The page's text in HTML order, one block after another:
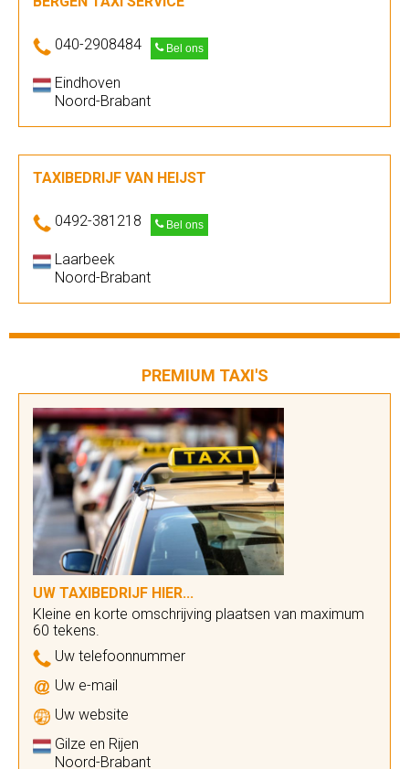
040-2908484 Bel ons
Eindhoven
Noord-Brabant
TAXIBEDRIJF VAN HEIJST
0492-381218 Bel ons
Laarbeek
Noord-Brabant
PREMIUM TAXI'S
UW TAXIBEDRIJF HIER...
Kleine en korte omschrijving plaatsen van maximum
60 tekens.
Uw telefoonnummer
Uw e-mail
Uw website
Gilze en Rijen
Noord-Brabant